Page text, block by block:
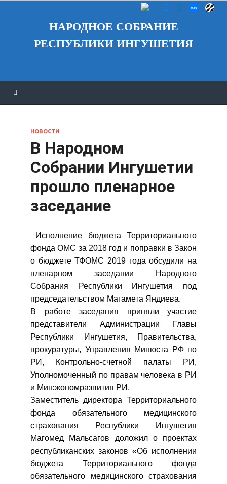
НАРОДНОЕ СОБРАНИЕ
РЕСПУБЛИКИ ИНГУШЕТИЯ
НОВОСТИ
В Народном
Собрании Ингушетии
прошло пленарное
заседание
Исполнение бюджета Территориального
фонда ОМС за 2018 год и поправки в Закон
о бюджете ТФОМС 2019 года обсудили на
пленарном заседании Народного
Собрания Республики Ингушетия под
председательством Магамета Яндиева.
В работе заседания приняли участие
представители Администрации Главы
Республики Ингушетия, Правительства,
прокуратуры, Управления Минюста РФ по
РИ, Контрольно-счетной палаты РИ,
Уполномоченный по правам человека в РИ
и Минэкономразвития РИ.
Заместитель директора Территориального
фонда обязательного медицинского
страхования Республики Ингушетия
Магомед Мальсагов доложил о проектах
республиканских законов «Об исполнении
бюджета Территориального фонда
обязательного медицинского страхования